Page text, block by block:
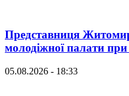
Представниця
молодіжної палати при
05.08.2026 - 18:33